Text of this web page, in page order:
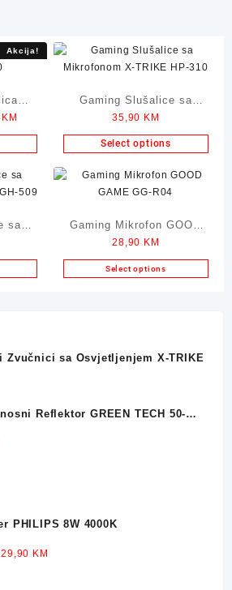
Akcija!
KM
price
is:
16,90 KM.
Gaming Slušalice sa
Mikrofonom X-TRIKE HP-
310
35,90 KM
Select options
sa
GH-
Gaming Mikrofon GOOD
GAME GG-R04
28,90 KM
Select options
Zvučnici sa Osvjetljenjem X-TRIKE
KM.
Reflektor GREEN TECH 50-
PHILIPS 8W 4000K
Original
29,90 KM